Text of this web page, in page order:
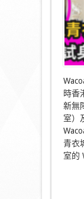
時香
新無
室）
青衣
室的